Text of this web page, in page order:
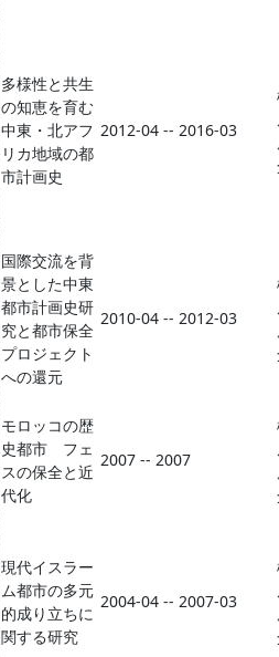
多様性と共生
の知恵を育む
中東・北アフ
リカ地域の都
市計画史
2012-04 -- 2016-03
国際交流を背
景とした中東
都市計画史研
究と都市保全
プロジェクト
への還元
2010-04 -- 2012-03
モロッコの歴
史都市 フェ
スの保全と近
代化
2007 -- 2007
現代イスラー
ム都市の多元
的成り立ちに
関する研究
2004-04 -- 2007-03